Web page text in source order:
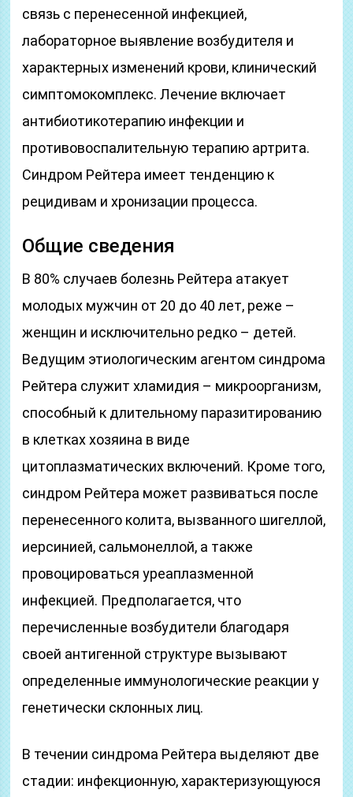
связь с перенесенной инфекцией,
лабораторное выявление возбудителя и
характерных изменений крови, клинический
симптомокомплекс. Лечение включает
антибиотикотерапию инфекции и
противовоспалительную терапию артрита.
Синдром Рейтера имеет тенденцию к
рецидивам и хронизации процесса.
Общие сведения
В 80% случаев болезнь Рейтера атакует
молодых мужчин от 20 до 40 лет, реже –
женщин и исключительно редко – детей.
Ведущим этиологическим агентом синдрома
Рейтера служит хламидия – микроорганизм,
способный к длительному паразитированию
в клетках хозяина в виде
цитоплазматических включений. Кроме того,
синдром Рейтера может развиваться после
перенесенного колита, вызванного шигеллой,
иерсинией, сальмонеллой, а также
провоцироваться уреаплазменной
инфекцией. Предполагается, что
перечисленные возбудители благодаря
своей антигенной структуре вызывают
определенные иммунологические реакции у
генетически склонных лиц.
В течении синдрома Рейтера выделяют две
стадии: инфекционную, характеризующуюся